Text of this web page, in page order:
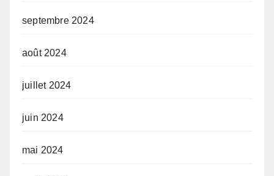
septembre 2024
août 2024
juillet 2024
juin 2024
mai 2024